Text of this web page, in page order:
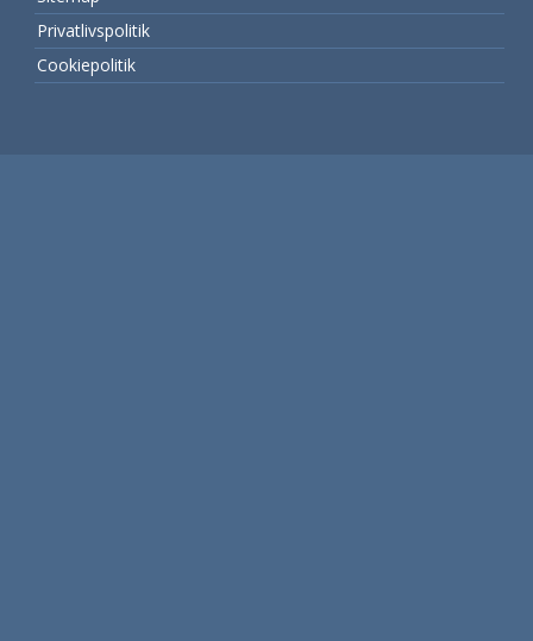
Privatlivspolitik
Cookiepolitik